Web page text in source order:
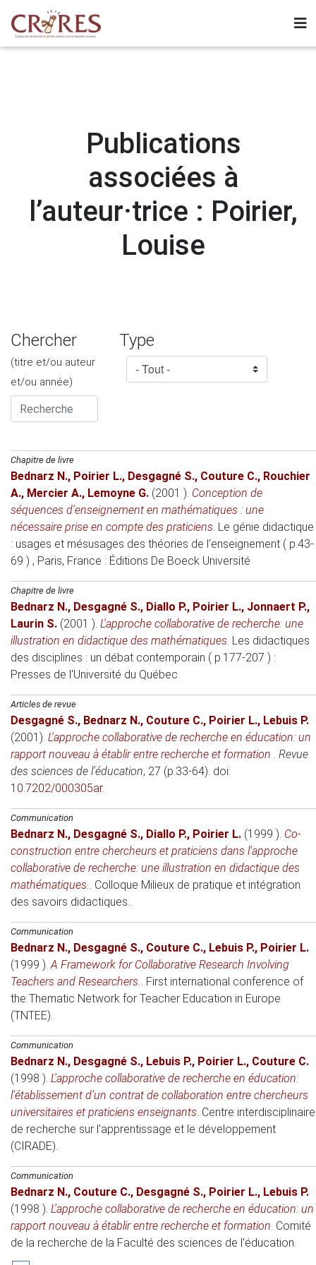
Publications
associées à
l’auteur·trice : Poirier,
Louise
Chercher
(titre et/ou auteur
et/ou année)
Type
Chapitre de livre
Bednarz N., Poirier L., Desgagné S., Couture C., Rouchier
A., Mercier A., Lemoyne G. (2001 ). Conception de
séquences d'enseignement en mathématiques : une
nécessaire prise en compte des praticiens. Le génie didactique
: usages et mésusages des théories de l'enseignement ( p.43-
69 ) , Paris, France : Éditions De Boeck Université
Chapitre de livre
Bednarz N., Desgagné S., Diallo P., Poirier L., Jonnaert P.,
Laurin S. (2001 ). L'approche collaborative de recherche: une
illustration en didactique des mathématiques. Les didactiques
des disciplines : un débat contemporain ( p.177-207 ) :
Presses de l'Université du Québec
Articles de revue
Desgagné S., Bednarz N., Couture C., Poirier L., Lebuis P.
(2001). L'approche collaborative de recherche en éducation: un
rapport nouveau à établir entre recherche et formation . Revue
des sciences de l'éducation, 27 (p.33-64). doi:
10.7202/000305ar.
Communication
Bednarz N., Desgagné S., Diallo P., Poirier L. (1999 ). Co-
construction entre chercheurs et praticiens dans l'approche
collaborative de recherche: une illustration en didactique des
mathématiques.. Colloque Milieux de pratique et intégration
des savoirs didactiques..
Communication
Bednarz N., Desgagné S., Couture C., Lebuis P., Poirier L.
(1999 ).A Framework for Collaborative Research Involving
Teachers and Researchers.. First international conference of
the Thematic Network for Teacher Education in Europe
(TNTEE).
Communication
Bednarz N., Desgagné S., Lebuis P., Poirier L., Couture C.
(1998 ). L'approche collaborative de recherche en éducation:
l'établissement d'un contrat de collaboration entre chercheurs
universitaires et praticiens enseignants. Centre interdisciplinaire
de recherche sur l'apprentissage et le développement
(CIRADE).
Communication
Bednarz N., Couture C., Desgagné S., Poirier L., Lebuis P.
(1998 ). L'approche collaborative de recherche en éducation: un
rapport nouveau à établir entre recherche et formation. Comité
de la recherche de la Faculté des sciences de l'éducation.